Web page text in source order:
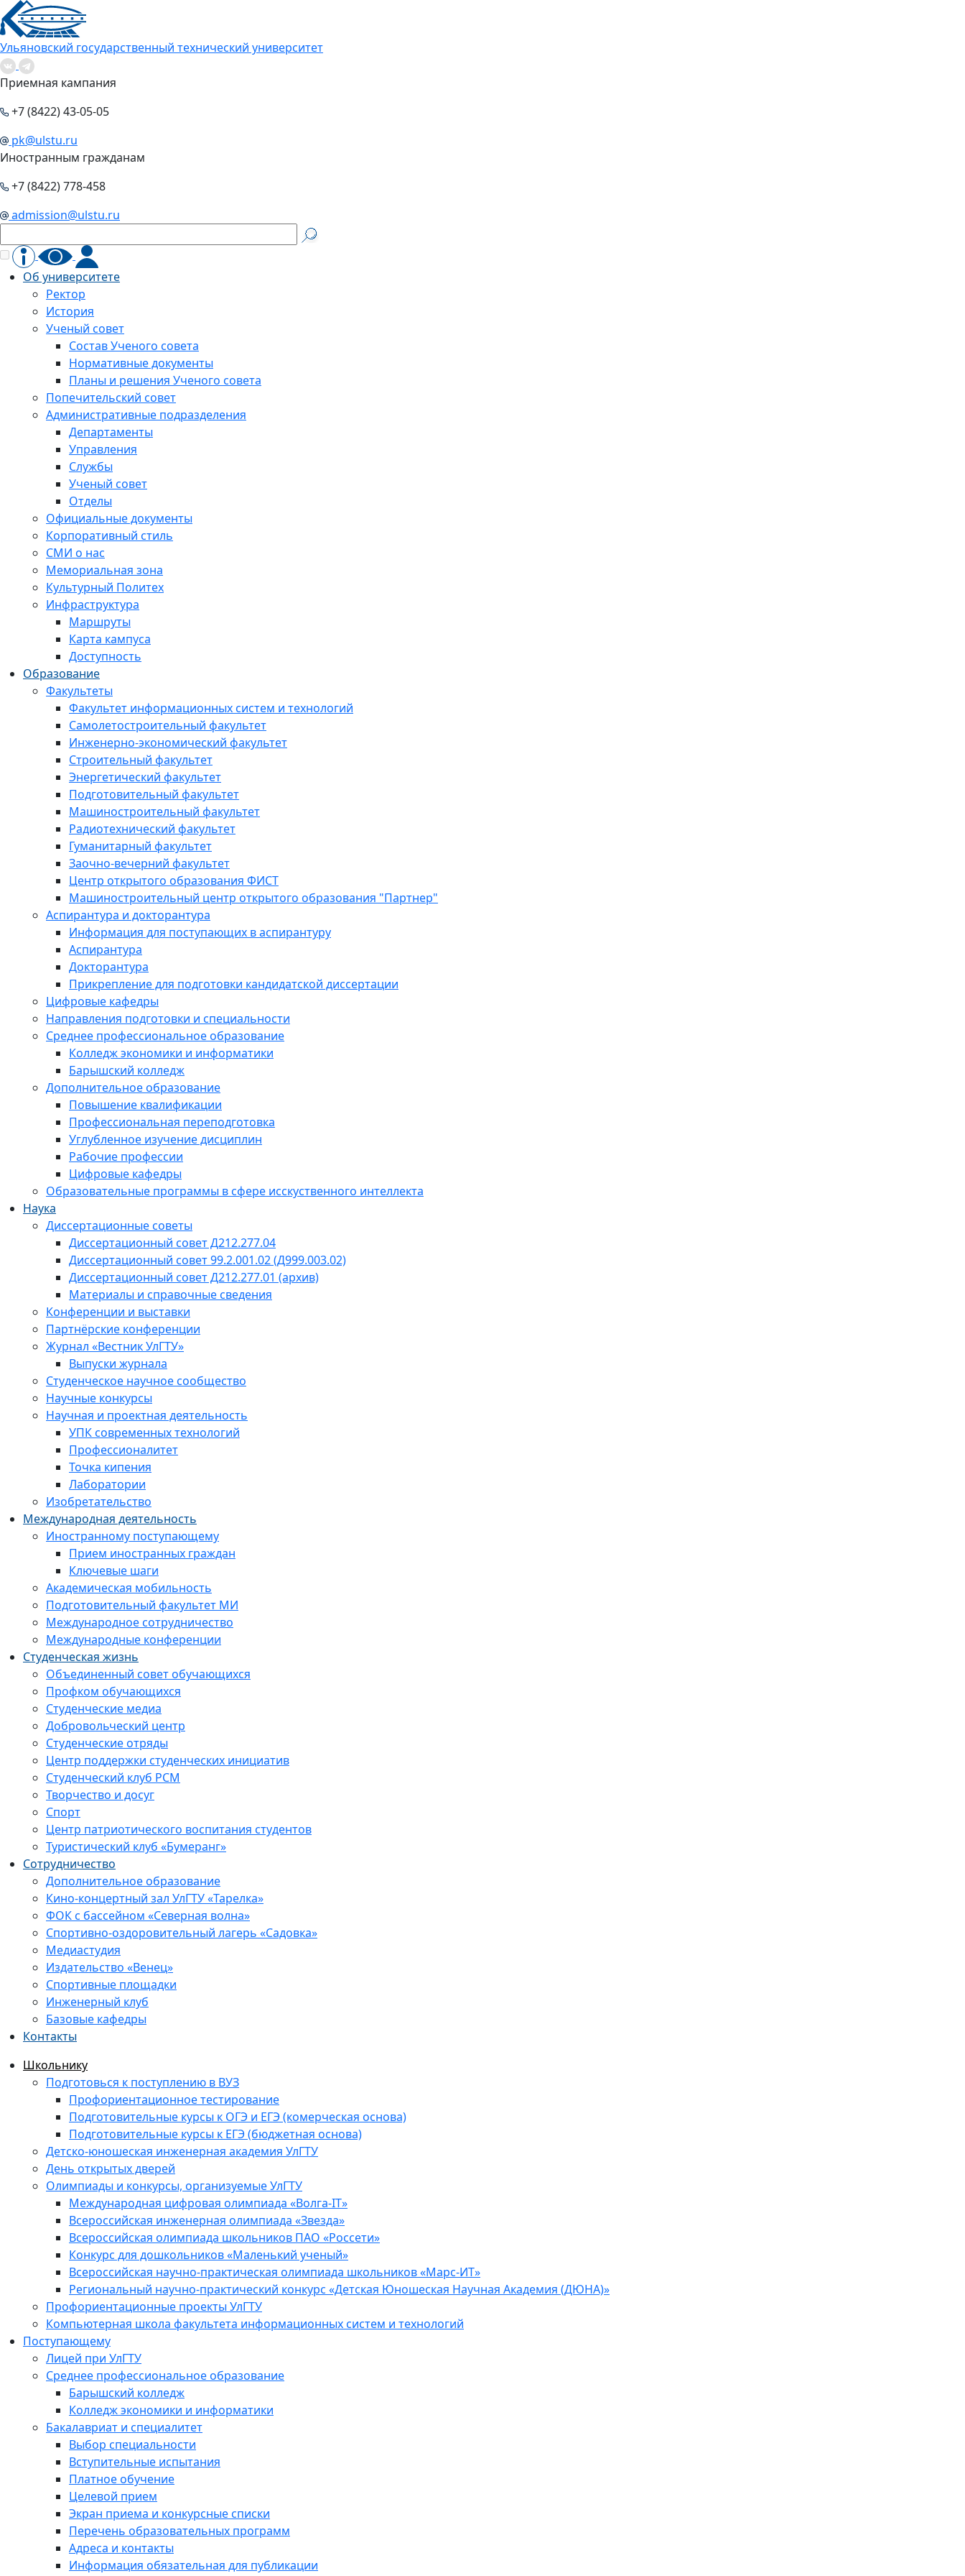
Ульяновский государственный технический университет
Приемная кампания
+7 (8422) 43-05-05
pk@ulstu.ru
Иностранным гражданам
+7 (8422) 778-458
admission@ulstu.ru
Об университете
Ректор
История
Ученый совет
Состав Ученого совета
Нормативные документы
Планы и решения Ученого совета
Попечительский совет
Административные подразделения
Департаменты
Управления
Службы
Ученый совет
Отделы
Официальные документы
Корпоративный стиль
СМИ о нас
Мемориальная зона
Культурный Политех
Инфраструктура
Маршруты
Карта кампуса
Доступность
Образование
Факультеты
Факультет информационных систем и технологий
Самолетостроительный факультет
Инженерно-экономический факультет
Строительный факультет
Энергетический факультет
Подготовительный факультет
Машиностроительный факультет
Радиотехнический факультет
Гуманитарный факультет
Заочно-вечерний факультет
Центр открытого образования ФИСТ
Машиностроительный центр открытого образования "Партнер"
Аспирантура и докторантура
Информация для поступающих в аспирантуру
Аспирантура
Докторантура
Прикрепление для подготовки кандидатской диссертации
Цифровые кафедры
Направления подготовки и специальности
Среднее профессиональное образование
Колледж экономики и информатики
Барышский колледж
Дополнительное образование
Повышение квалификации
Профессиональная переподготовка
Углубленное изучение дисциплин
Рабочие профессии
Цифровые кафедры
Образовательные программы в сфере исскуственного интеллекта
Наука
Диссертационные советы
Диссертационный совет Д212.277.04
Диссертационный совет 99.2.001.02 (Д999.003.02)
Диссертационный совет Д212.277.01 (архив)
Материалы и справочные сведения
Конференции и выставки
Партнёрские конференции
Журнал «Вестник УлГТУ»
Выпуски журнала
Студенческое научное сообщество
Научные конкурсы
Научная и проектная деятельность
УПК современных технологий
Профессионалитет
Точка кипения
Лаборатории
Изобретательство
Международная деятельность
Иностранному поступающему
Прием иностранных граждан
Ключевые шаги
Академическая мобильность
Подготовительный факультет МИ
Международное сотрудничество
Международные конференции
Студенческая жизнь
Объединенный совет обучающихся
Профком обучающихся
Студенческие медиа
Добровольческий центр
Студенческие отряды
Центр поддержки студенческих инициатив
Студенческий клуб РСМ
Творчество и досуг
Спорт
Центр патриотического воспитания студентов
Туристический клуб «Бумеранг»
Сотрудничество
Дополнительное образование
Кино-концертный зал УлГТУ «Тарелка»
ФОК с бассейном «Северная волна»
Спортивно-оздоровительный лагерь «Садовка»
Медиастудия
Издательство «Венец»
Спортивные площадки
Инженерный клуб
Базовые кафедры
Контакты
Школьнику
Подготовься к поступлению в ВУЗ
Профориентационное тестирование
Подготовительные курсы к ОГЭ и ЕГЭ (комерческая основа)
Подготовительные курсы к ЕГЭ (бюджетная основа)
Детско-юношеская инженерная академия УлГТУ
День открытых дверей
Олимпиады и конкурсы, организуемые УлГТУ
Международная цифровая олимпиада «Волга-IT»
Всероссийская инженерная олимпиада «Звезда»
Всероссийская олимпиада школьников ПАО «Россети»
Конкурс для дошкольников «Маленький ученый»
Всероссийская научно-практическая олимпиада школьников «Марс-ИТ»
Региональный научно-практический конкурс «Детская Юношеская Научная Академия (ДЮНА)»
Профориентационные проекты УлГТУ
Компьютерная школа факультета информационных систем и технологий
Поступающему
Лицей при УлГТУ
Среднее профессиональное образование
Барышский колледж
Колледж экономики и информатики
Бакалавриат и специалитет
Выбор специальности
Вступительные испытания
Платное обучение
Целевой прием
Экран приема и конкурсные списки
Перечень образовательных программ
Адреса и контакты
Информация обязательная для публикации